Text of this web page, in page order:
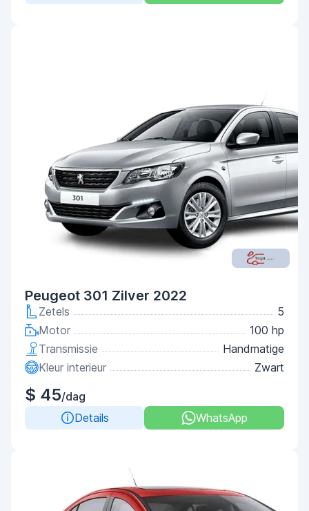
Peugeot 301 Zilver 2022
Zetels
5
Motor
100 hp
Transmissie
Handmatige
Kleur interieur
Zwart
$ 45/dag
Details
WhatsApp